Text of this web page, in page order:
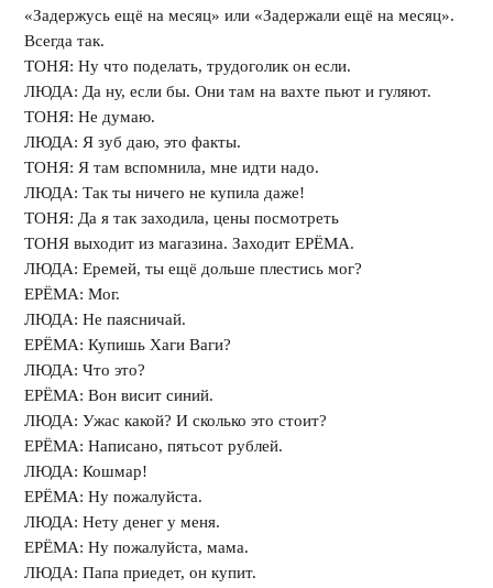
«Задержусь ещё на месяц» или «Задержали ещё на месяц».
Всегда так.
ТОНЯ: Ну что поделать, трудоголик он если.
ЛЮДА: Да ну, если бы. Они там на вахте пьют и гуляют.
ТОНЯ: Не думаю.
ЛЮДА: Я зуб даю, это факты.
ТОНЯ: Я там вспомнила, мне идти надо.
ЛЮДА: Так ты ничего не купила даже!
ТОНЯ: Да я так заходила, цены посмотреть
ТОНЯ выходит из магазина. Заходит ЕРЁМА.
ЛЮДА: Еремей, ты ещё дольше плестись мог?
ЕРЁМА: Мог.
ЛЮДА: Не паясничай.
ЕРЁМА: Купишь Хаги Ваги?
ЛЮДА: Что это?
ЕРЁМА: Вон висит синий.
ЛЮДА: Ужас какой? И сколько это стоит?
ЕРЁМА: Написано, пятьсот рублей.
ЛЮДА: Кошмар!
ЕРЁМА: Ну пожалуйста.
ЛЮДА: Нету денег у меня.
ЕРЁМА: Ну пожалуйста, мама.
ЛЮДА: Папа приедет, он купит.